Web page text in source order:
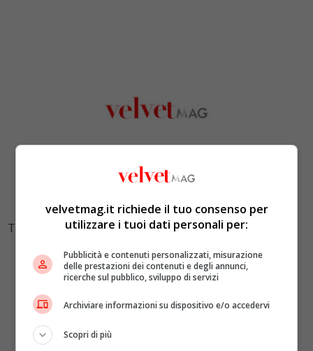
Tovagliette dorate su tovaglia rossa
velvetmag.it richiede il tuo consenso per
utilizzare i tuoi dati personali per:
Pubblicità e contenuti personalizzati, misurazione
delle prestazioni dei contenuti e degli annunci,
ricerche sul pubblico, sviluppo di servizi
Archiviare informazioni su dispositivo e/o accedervi
Scopri di più